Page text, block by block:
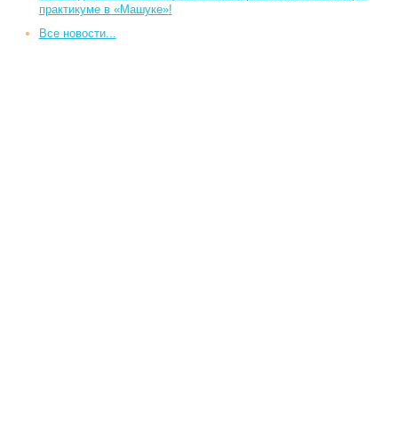
практикуме в «Машуке»!
Все новости...